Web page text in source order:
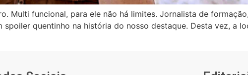
Multi funcional, para ele não há limites. Jornalista de
quentinho na história do nosso destaque. Desta vez, a